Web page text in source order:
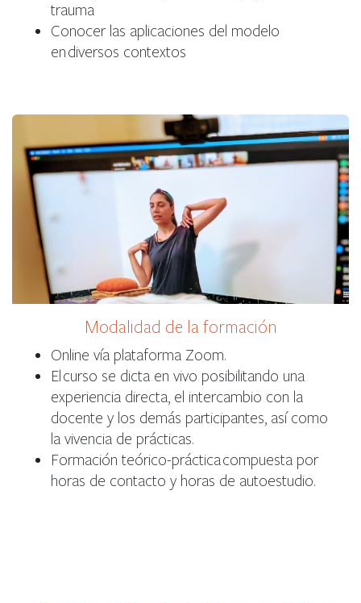
trauma
Conocer las aplicaciones del modelo
en diversos contextos
Modalidad de la formación
Online vía plataforma Zoom.
El curso se dicta en vivo posibilitando una
experiencia directa, el intercambio con la
docente y los demás participantes, así como
la vivencia de prácticas.
Formación teórico-práctica compuesta por
horas de contacto y horas de autoestudio.